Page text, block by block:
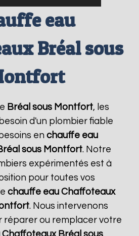
eau
Bréal sous
Bréal sous Montfort, les
d'un plombier fiable
enchauffe eau
sous Montfort. Notre
expérimentés est à
pour toutes vos
chauffe eau Chaffoteaux
. Nous intervenons
réparer ou remplacer votre